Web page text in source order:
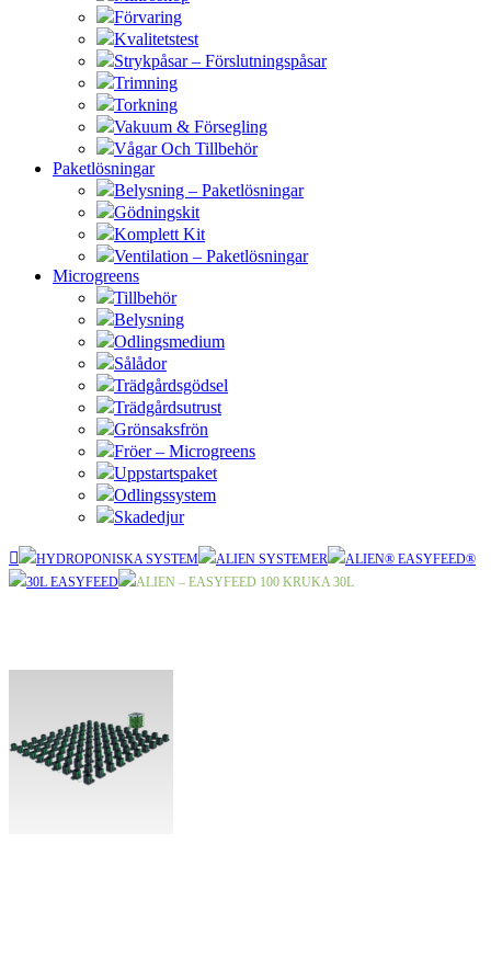
Förvaring
Kvalitetstest
Strykpåsar – Förslutningspåsar
Trimning
Torkning
Vakuum & Försegling
Vågar Och Tillbehör
Paketlösningar
Belysning – Paketlösningar
Gödningskit
Komplett Kit
Ventilation – Paketlösningar
Microgreens
Tillbehör
Belysning
Odlingsmedium
Sålådor
Trädgårdsgödsel
Trädgårdsutrust
Grönsaksfrön
Fröer – Microgreens
Uppstartspaket
Odlingssystem
Skadedjur
HYDROPONISKA SYSTEM ALIEN SYSTEMER
ALIEN® EASYFEED®
30L EASYFEED
ALIEN – EASYFEED 100 KRUKA 30L